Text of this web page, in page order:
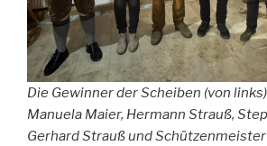
Die Gewinner der Scheiben (von
Manuela Maier, Hermann Strauß,
Gerhard Strauß und